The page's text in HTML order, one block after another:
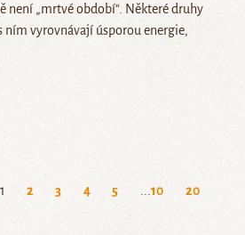
není „mrtvé období“. Některé druhy
ním vyrovnávají úsporou energie,
1 2 3 4 5 10
20